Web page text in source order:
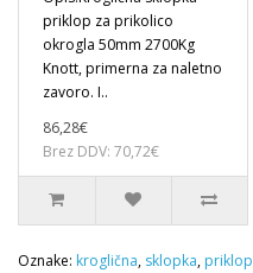
priklop za prikolico
okrogla 50mm 2700Kg
Knott, primerna za naletno
zavoro. I..
86,28€
Brez DDV: 70,72€
Oznake: kroglična, sklopka, priklop